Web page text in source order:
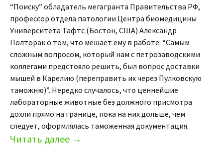
“Поиску” обладатель мегагранта Правительства РФ,
профессор отдела патологии Центра биомедицины
Университета Тафтс (Бостон, США) Александр
Полторак о том, что мешает ему в работе: “Самым
сложным вопросом, который нам с петрозаводскими
коллегами предстояло решить, был вопрос доставки
мышей в Карелию (переправить их через Пулковскую
таможню)”. Нередко случалось, что ценнейшие
лабораторные животные без должного присмотра
дохли прямо на границе, пока на них дольше, чем
следует, оформлялась таможенная документация.
Читать далее →